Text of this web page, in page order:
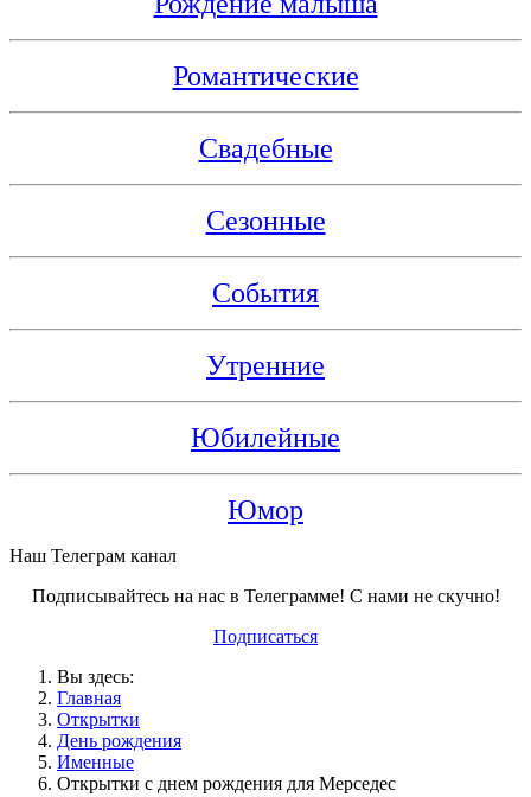
Романтические
Свадебные
Сезонные
События
Утренние
Юбилейные
Юмор
Наш Телеграм канал
Подписывайтесь на нас в Телеграмме! С нами не скучно!
Подписаться
Вы здесь:
Главная
Открытки
День рождения
Именные
Открытки с днем рождения для Мерседес